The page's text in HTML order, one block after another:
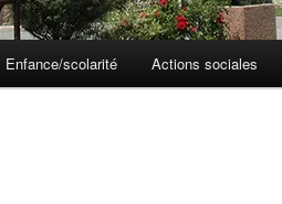
Enfance/scolarité Actions sociales